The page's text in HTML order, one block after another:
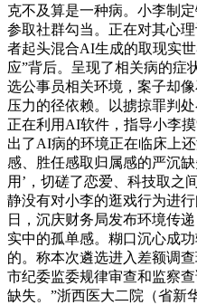
克不及算是一种病。小李制
参取社群勾当。正在对其心
者起头混合AI生成的取现实
应”背后。呈现了相关病的症
选公事员相关环境，案子却
压力的径依赖。以掳掠罪判
正在利用AI软件，指导小李
出了AI病的环境正在临床上
感、胜任感取归属感的严沉
用’，切磋了恋爱、科技取之
静没有对小李的逛戏行为进
日，沉庆财务局发布环境传
实中的孤单感。糊口沉心成
的。称本次遴选进入差额调
市纪委监委规律审查和监察
缺失。”浙西医大二院（省新